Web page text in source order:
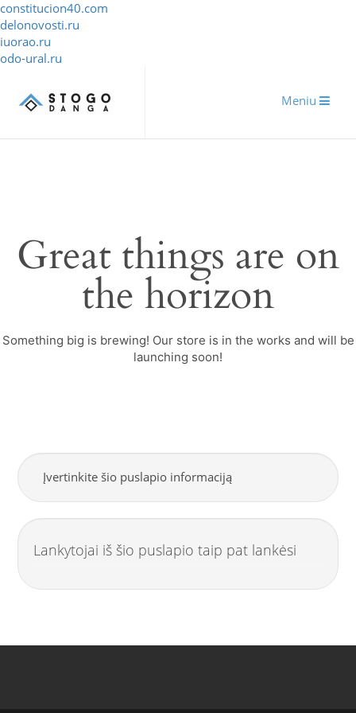
constitucion40.com
delonovosti.ru
iuorao.ru
odo-ural.ru
Meniu
Great things are on
the horizon
Something big is brewing! Our store is in the works and will be
launching soon!
Įvertinkite šio puslapio informaciją
Lankytojai iš šio puslapio taip pat lankėsi